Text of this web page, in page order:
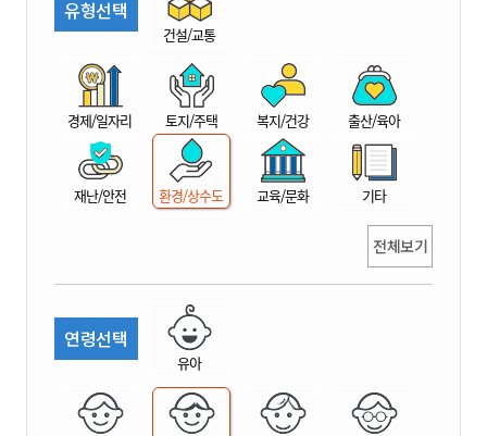
시
산
유형선택
건설/교통
경제/일자리 토지/주택 복지/건강 출산/육아
재난/안전 환경/상수도 교육/문화 기타
전체보기
연령선택
유아